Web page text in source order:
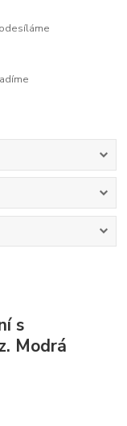
s
Modrá